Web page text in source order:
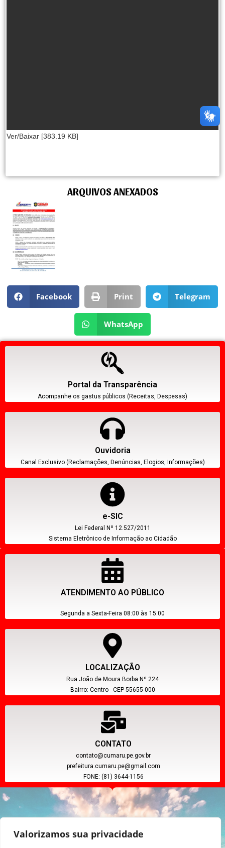
Valorizamos sua privacidade
Ver/Baixar [383.19 KB]
ARQUIVOS ANEXADOS
Facebook Print Telegram
WhatsApp
Portal da Transparência
Acompanhe os gastus públicos (Receitas, Despesas)
Ouvidoria
Canal Exclusivo (Reclamações, Denúncias, Elogios, Informações)
e-SIC
Lei Federal Nº 12.527/2011
Sistema Eletrônico de Informação ao Cidadão
ATENDIMENTO AO PÚBLICO
Segunda a Sexta-Feira 08:00 às 15:00
LOCALIZAÇÃO
Rua João de Moura Borba Nº 224
Bairro: Centro - CEP 55655-000
CONTATO
contato@cumaru.pe.gov.br
prefeitura.cumaru.pe@gmail.com
FONE: (81) 3644-1156